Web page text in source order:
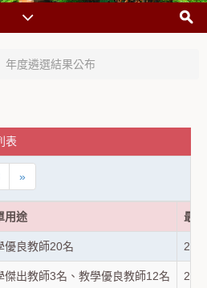
年度遴選結果公布
表
»
用途 最
優良教師20名
傑出教師3名、教學優良教師12名